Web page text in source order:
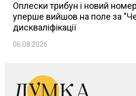
Оплески трибун і новий
уперше вийшов на поле за
дискваліфікації
06.08.2026